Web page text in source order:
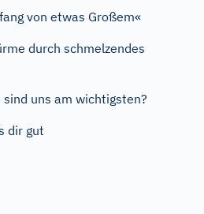
von etwas Großem«
durch schmelzendes
uns am wichtigsten?
dir gut